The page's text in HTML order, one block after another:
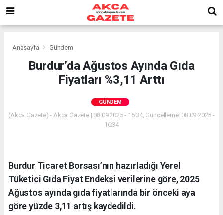
Anasayfa Gündem
Burdur’da Ağustos Ayında Gıda
Fiyatları %3,11 Arttı
GÜNDEM
(Akca Gazete) - Akca Gazete | 08.09.2025 - 16:34, Güncelleme: 08.09.2025 -
16:34
Burdur Ticaret Borsası’nın hazırladığı Yerel
Tüketici Gıda Fiyat Endeksi verilerine göre, 2025
Ağustos ayında gıda fiyatlarında bir önceki aya
göre yüzde 3,11 artış kaydedildi.